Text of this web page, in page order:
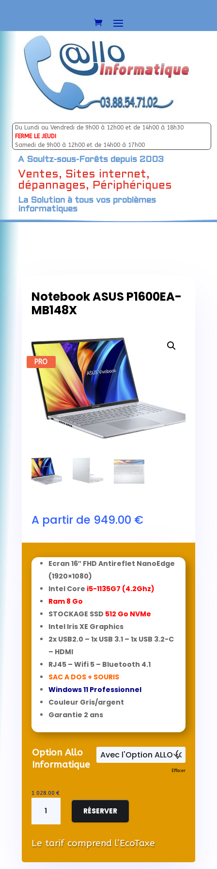
Du Lundi au Vendredi de 9h00 à 12h00 et de 14h00 à 18h30
FERME LE JEUDI
Samedi de 9h00 à 12h00 et de 14h00 à 17h00
A Soultz-sous-Forêts depuis 2003
Ventes, Sites internet,
dépannages, Périphériques
La Solution à tous vos problèmes
informatiques
Notebook ASUS P1600EA-
MB148X
PRO
A partir de 949.00 €
Ecran 16″ FHD Antireflet NanoEdge
(1920×1080)
Intel Core i5-1135G7 (4.2Ghz)
Ram 8 Go
STOCKAGE SSD 512 Go NVMe
Intel Iris XE Graphics
2x USB2.0 – 1x USB 3.1 – 1x USB 3.2-C
– HDMI
RJ45 – Wifi 5 – Bluetooth 4.1
SAC A DOS + SOURIS
Windows 11 Professionnel
Couleur Gris/argent
Garantie 2 ans
Option Allo
Informatique
Effacer
1 028.00 €
quantité
Notebook
ASUS
MB148X
RÉSERVER
Le tarif comprend l’EcoTaxe